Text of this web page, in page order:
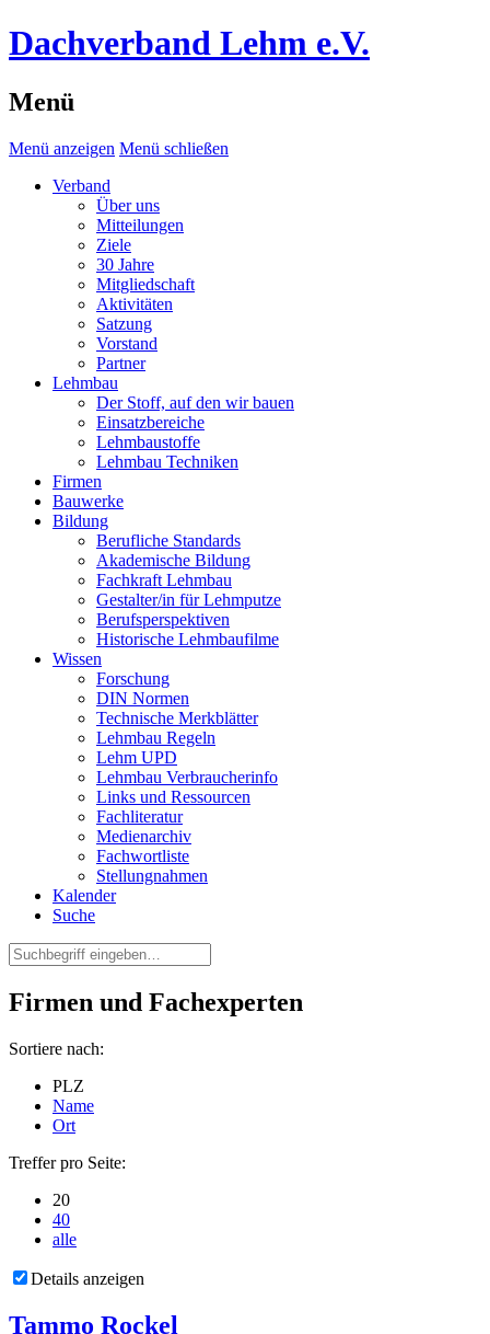
Dachverband Lehm e.V.
Menü
Menü anzeigen Menü schließen
Verband
Über uns
Mitteilungen
Ziele
30 Jahre
Mitgliedschaft
Aktivitäten
Satzung
Vorstand
Partner
Lehmbau
Der Stoff, auf den wir bauen
Einsatzbereiche
Lehmbaustoffe
Lehmbau Techniken
Firmen
Bauwerke
Bildung
Berufliche Standards
Akademische Bildung
Fachkraft Lehmbau
Gestalter/in für Lehmputze
Berufsperspektiven
Historische Lehmbaufilme
Wissen
Forschung
DIN Normen
Technische Merkblätter
Lehmbau Regeln
Lehm UPD
Lehmbau Verbraucherinfo
Links und Ressourcen
Fachliteratur
Medienarchiv
Fachwortliste
Stellungnahmen
Kalender
Suche
Firmen und Fachexperten
Sortiere nach:
PLZ
Name
Ort
Treffer pro Seite:
20
40
alle
Details anzeigen
Tammo Rockel